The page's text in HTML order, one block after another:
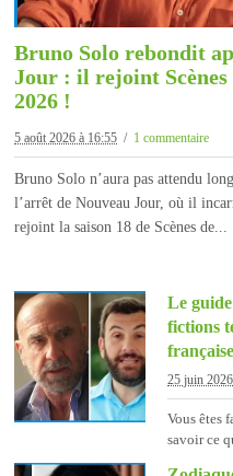
Bruno Solo rebondit
Jour : il rejoint Scènes
2026 !
5 août 2026 à 16:55 1 commentaire
Bruno Solo n’aura pas attendu
l’arrêt de Nouveau Jour, où il
rejoint la saison 18 de Scènes de...
Le
fictions
25 juin
Vous êtes
savoir ce